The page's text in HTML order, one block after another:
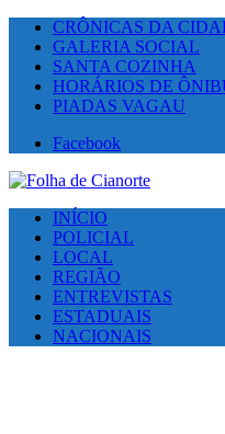
CRÔNICAS DA
GALERIA SOCIAL
SANTA COZINHA
HORÁRIOS DE
PIADAS VAGAU
Facebook
INÍCIO
POLICIAL
LOCAL
REGIÃO
ENTREVISTAS
ESTADUAIS
NACIONAIS